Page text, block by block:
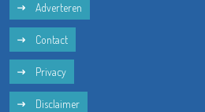
Adverteren
Contact
Privacy
Disclaimer